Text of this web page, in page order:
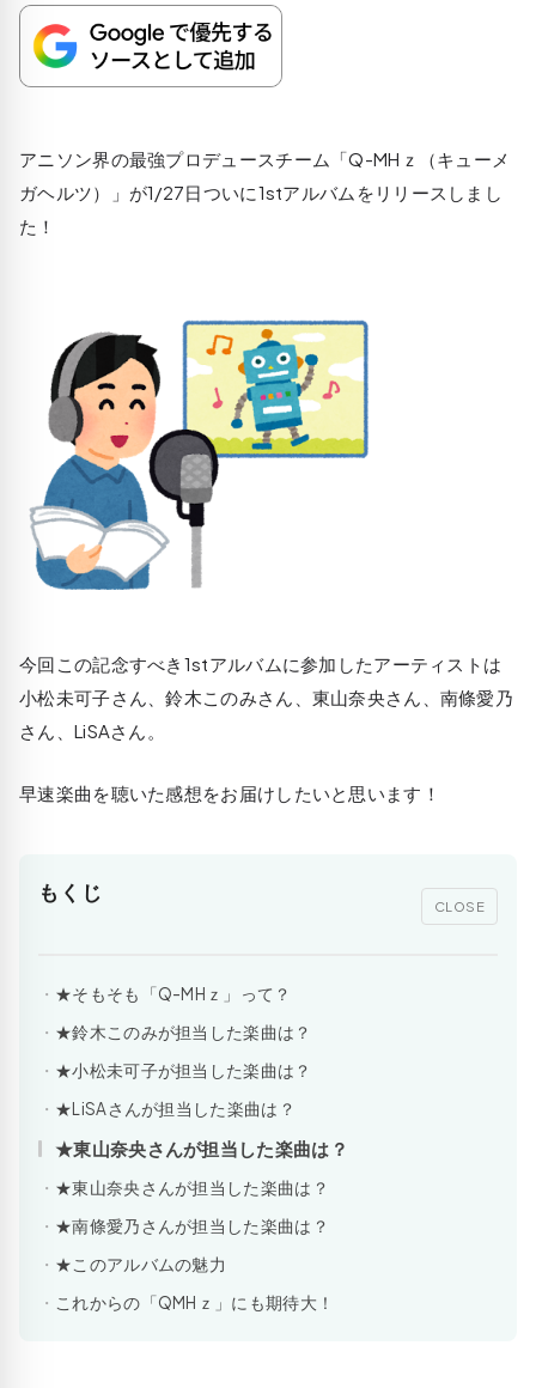
アニソン界の最強プロデュースチーム「Q-MHｚ（キューメ
ガヘルツ）」が1/27日ついに1stアルバムをリリースしまし
た！
今回この記念すべき1stアルバムに参加したアーティストは
小松未可子さん、鈴木このみさん、東山奈央さん、南條愛乃
さん、LiSAさん。
早速楽曲を聴いた感想をお届けしたいと思います！
もくじ
CLOSE
★そもそも「Q-MHｚ」って？
★鈴木このみが担当した楽曲は？
★小松未可子が担当した楽曲は？
★LiSAさんが担当した楽曲は？
★東山奈央さんが担当した楽曲は？
★東山奈央さんが担当した楽曲は？
★南條愛乃さんが担当した楽曲は？
★このアルバムの魅力
これからの「QMHｚ」にも期待大！